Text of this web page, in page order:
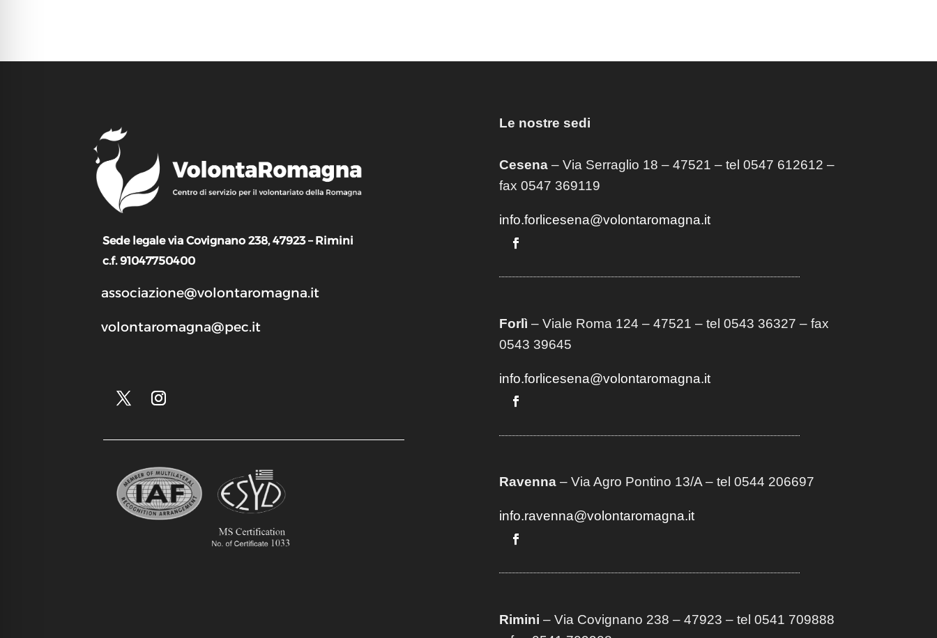
Sede legale via Covignano 238, 47923 – Rimini
c.f. 91047750400
associazione@volontaromagna.it
volontaromagna@pec.it
Le nostre sedi
Cesena– Via Serraglio 18 – 47521 – tel 0547 612612 –
fax 0547 369119
info.forlicesena@volontaromagna.it
Forlì – Viale Roma 124 – 47521 – tel 0543 36327 – fax
0543 39645
info.forlicesena@volontaromagna.it
Ravenna– Via Agro Pontino 13/A– tel 0544 206697
info.ravenna@volontaromagna.it
Rimini – Via Covignano 238 – 47923 – tel 0541 709888